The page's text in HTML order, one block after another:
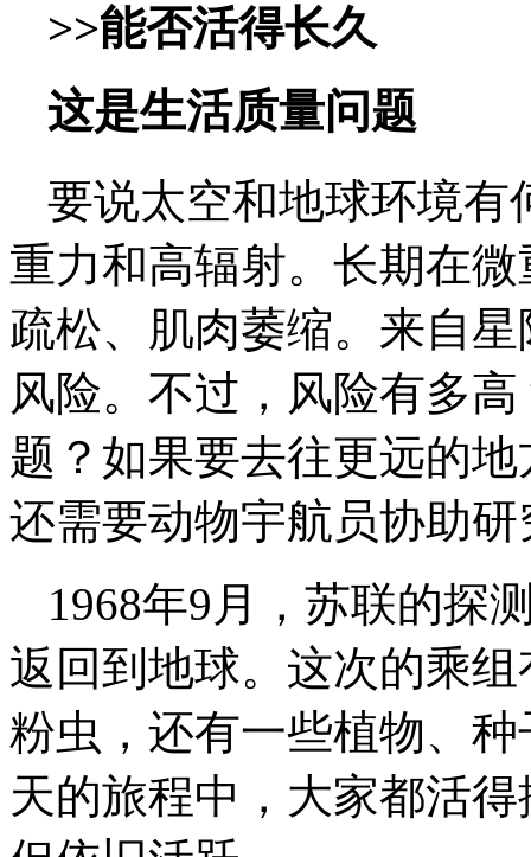
>>能否活得长久
这是生活质量问题
要说太空和地球环境有
重力和高辐射。长期在
疏松、肌肉萎缩。来自
风险。不过，风险有多
题？如果要去往更远的
还需要动物宇航员协助
1968年9月，苏联的探
返回到地球。这次的乘
粉虫，还有一些植物、
天的旅程中，大家都活